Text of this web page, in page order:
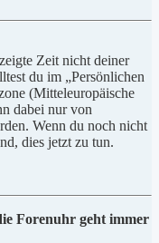
Zeit nicht deiner
du im „Persönlichen
(Mitteleuropäische
dabei nur von
Wenn du noch nicht
dies jetzt zu tun.
Forenuhr geht immer